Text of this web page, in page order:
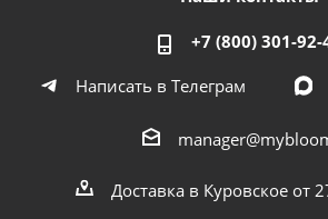
+7 (800) 301-92-
Написать в Телеграм
Доставка в Куровское от